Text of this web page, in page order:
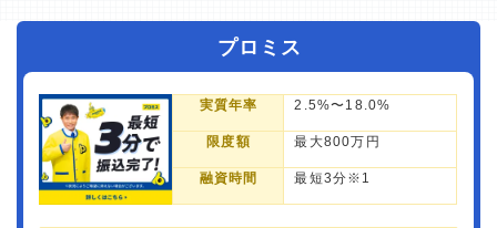
プロミス
実質年率 2.5%〜18.0%
限度額 最大800万円
融資時間 最短3分※1